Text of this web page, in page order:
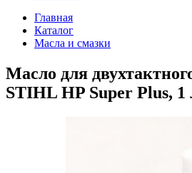
Главная
Каталог
Масла и смазки
Масло для
STIHL HP Super Plus, 1